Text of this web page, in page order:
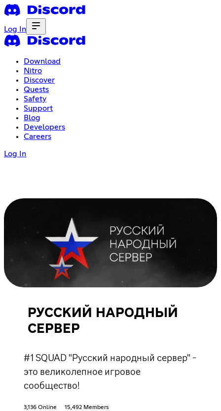
Log In
Download
Nitro
Discover
Quests
Safety
Support
Blog
Developers
Careers
Log In
РУССКИЙ НАРОДНЫЙ
СЕРВЕР
#1 SQUAD "Русский народный сервер" -
это великолепное игровое
сообщество!
3,136 Online 15,492 Members